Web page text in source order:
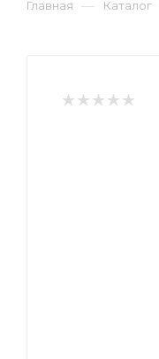
Главная — Каталог